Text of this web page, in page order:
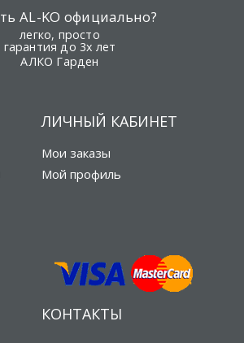
AL-KO официально?
легко, просто
гарантия до 3х лет
АЛКО Гарден
ЛИЧНЫЙ КАБИНЕТ
Мои заказы
Мой профиль
КОНТАКТЫ